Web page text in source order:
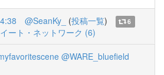
@SeanKy_ (投稿一覧)
6
ート・ネットワーク (6)
@WARE_bluefield